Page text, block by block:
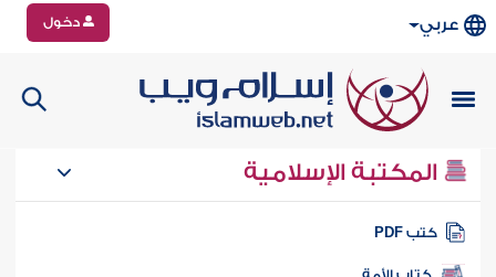
عربي دخول
المكتبة الإسلامية
كتب PDF